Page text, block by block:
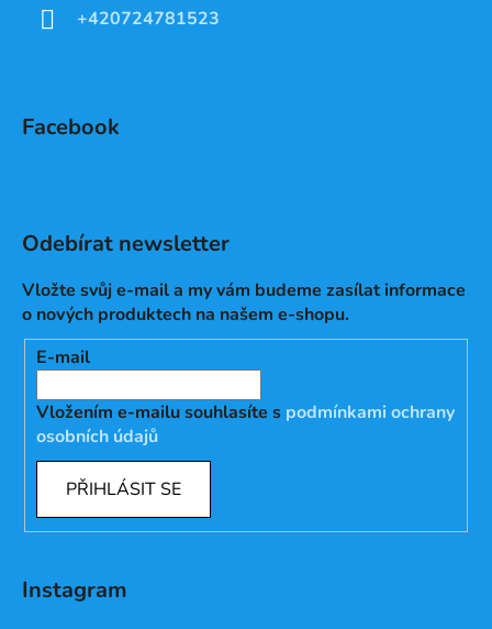
+420724781523
Facebook
Odebírat newsletter
Vložte svůj e-mail a my vám budeme zasílat informace
o nových produktech na našem e-shopu.
E-mail
Vložením e-mailu souhlasíte s podmínkami ochrany
osobních údajů
PŘIHLÁSIT SE
Instagram